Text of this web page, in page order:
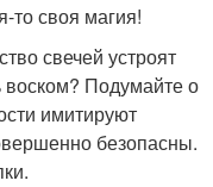
то своя магия!
свечей устроят
Подумайте о
имитируют
безопасны.